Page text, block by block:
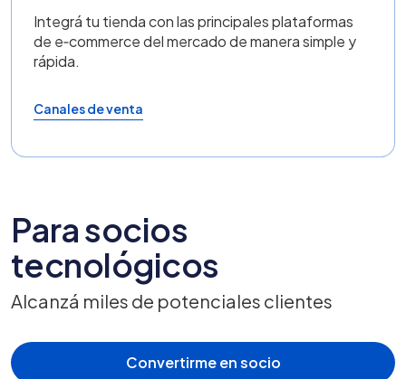
Integrá tu tienda con las principales plataformas
de e‑commerce del mercado de manera simple y
rápida.
Canales de venta
Para socios
tecnológicos
Alcanzá miles de potenciales clientes
Convertirme en socio